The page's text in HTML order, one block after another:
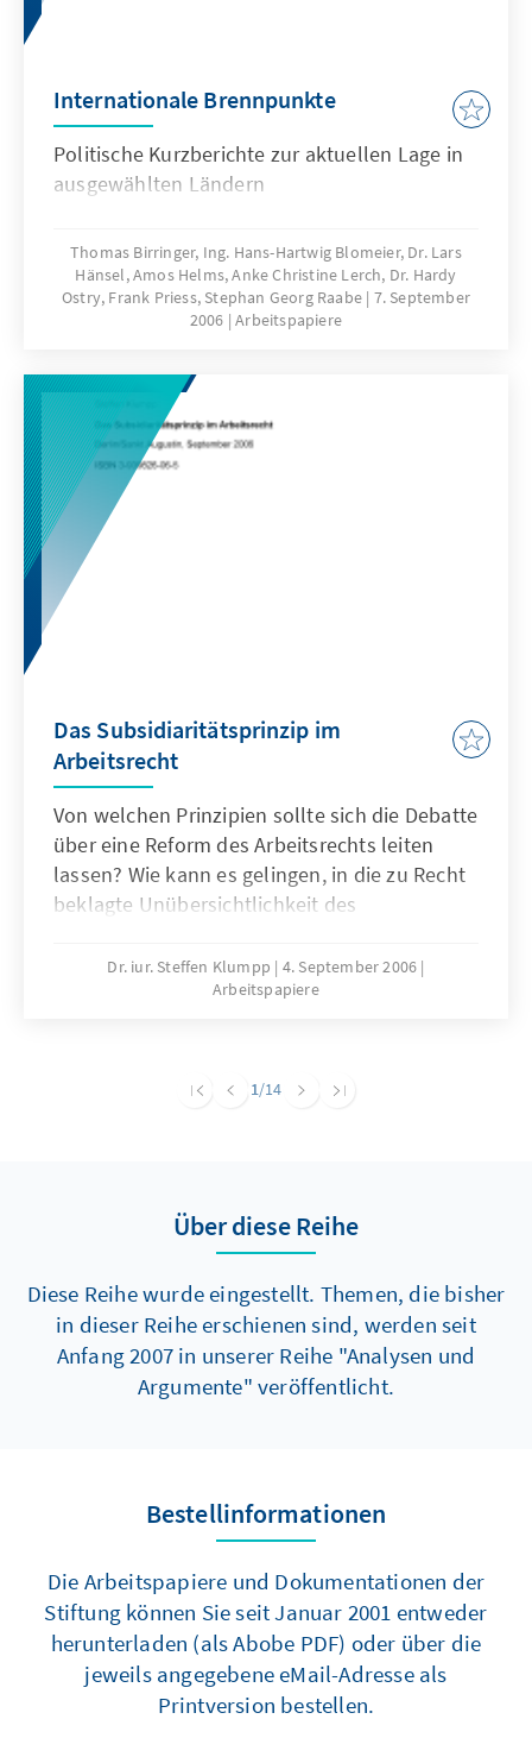
leugnen.
Internationale Brennpunkte
Politische Kurzberichte zur aktuellen Lage in
ausgewählten Ländern
Thomas Birringer, Ing. Hans-Hartwig Blomeier, Dr. Lars
Hänsel, Amos Helms, Anke Christine Lerch, Dr. Hardy
Ostry, Frank Priess, Stephan Georg Raabe 7. September
2006 Arbeitspapiere
Das Subsidiaritätsprinzip im
Arbeitsrecht
Von welchen Prinzipien sollte sich die Debatte
über eine Reform des Arbeitsrechts leiten
lassen? Wie kann es gelingen, in die zu Recht
beklagte Unübersichtlichkeit des
Subsidiaritätsprinzip zum Ausgangspunkt
einer ordnungspolitischen Reformdebatte zu
Dr. iur. Steffen Klumpp
4. September 2006
Arbeitspapiere
1/14
Über diese Reihe
Diese Reihe wurde eingestellt. Themen, die bisher
in dieser Reihe erschienen sind, werden seit
Anfang 2007 in unserer Reihe "Analysen und
Argumente" veröffentlicht.
Bestellinformationen
Die Arbeitspapiere und Dokumentationen der
Stiftung können Sie seit Januar 2001 entweder
herunterladen (als Abobe PDF) oder über die
jeweils angegebene eMail-Adresse als
Printversion bestellen.